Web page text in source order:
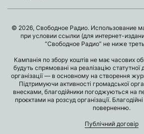
© 2026, Свободное Радио. Использование
при условии ссылки (для интернет-
“Свободное Радио” не ниже
Кампанія по збору коштів не має часових
будуть спрямовані на реалізацію статутної
організації — в основному на створення
Підтримуючи активності громадської
внесками, благодійники погоджуються на
проєктами на розсуд організації.
поверненню.
Публічний договір